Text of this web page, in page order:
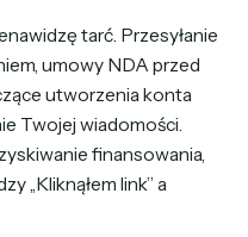
tarć. Przesyłanie
umowy NDA przed
utworzenia konta
Twojej wiadomości.
finansowania,
„Kliknąłem link” a